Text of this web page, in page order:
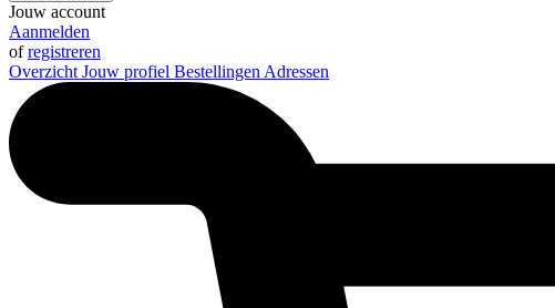
Jouw account
Aanmelden
ofregistreren
Overzicht Jouw profiel Bestellingen Adressen